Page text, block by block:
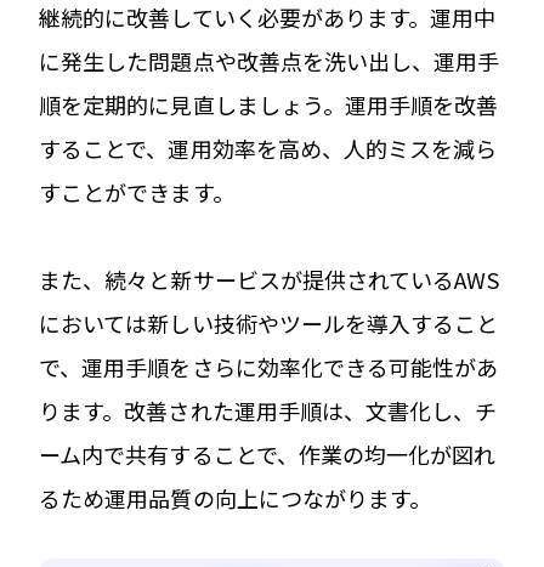
継続的に改善していく必要があります。運用中
に発生した問題点や改善点を洗い出し、運用手
順を定期的に見直しましょう。運用手順を改善
することで、運用効率を高め、人的ミスを減ら
すことができます。
また、続々と新サービスが提供されているAWS
においては新しい技術やツールを導入すること
で、運用手順をさらに効率化できる可能性があ
ります。改善された運用手順は、文書化し、チ
ーム内で共有することで、作業の均一化が図れ
るため運用品質の向上につながります。